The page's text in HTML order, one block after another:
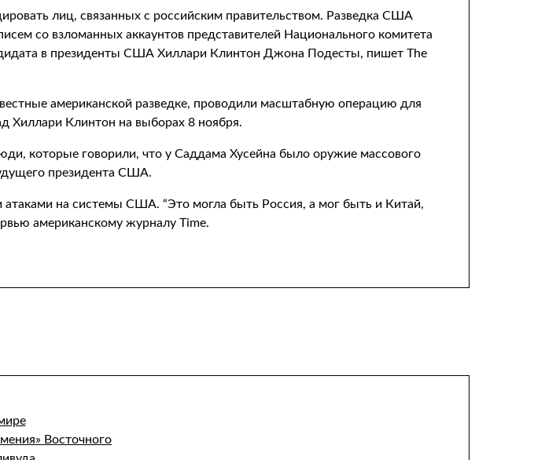
лиц, связанных с российским правительством. Разведка США
со взломанных аккаунтов представителей Национального комитета
в президенты США Хиллари Клинтон Джона Подесты, пишет The
американской разведке, проводили масштабную операцию для
Хиллари Клинтон на выборах 8 ноября.
которые говорили, что у Саддама Хусейна было оружие массового
президента США.
атаками на системы США. “Это могла быть Россия, а мог быть и Китай,
американскому журналу Time.